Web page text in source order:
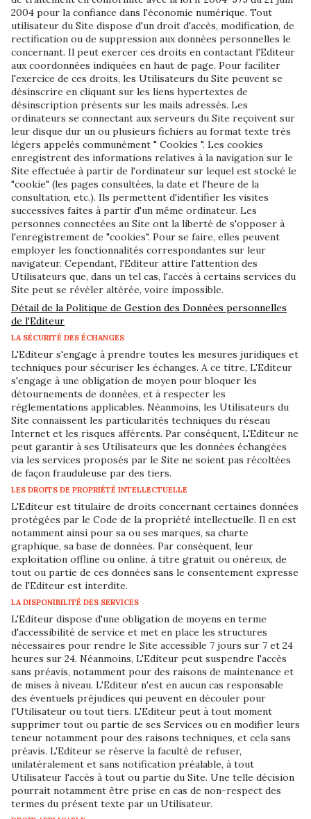
2004 pour la confiance dans l'économie numérique. Tout
utilisateur du Site dispose d'un droit d'accès, modification, de
rectification ou de suppression aux données personnelles le
concernant. Il peut exercer ces droits en contactant l'Editeur
aux coordonnées indiquées en haut de page. Pour faciliter
l'exercice de ces droits, les Utilisateurs du Site peuvent se
désinscrire en cliquant sur les liens hypertextes de
désinscription présents sur les mails adressés. Les
ordinateurs se connectant aux serveurs du Site reçoivent sur
leur disque dur un ou plusieurs fichiers au format texte très
légers appelés communément " Cookies ". Les cookies
enregistrent des informations relatives à la navigation sur le
Site effectuée à partir de l'ordinateur sur lequel est stocké le
"cookie" (les pages consultées, la date et l'heure de la
consultation, etc.). Ils permettent d'identifier les visites
successives faites à partir d'un même ordinateur. Les
personnes connectées au Site ont la liberté de s'opposer à
l'enregistrement de "cookies". Pour se faire, elles peuvent
employer les fonctionnalités correspondantes sur leur
navigateur. Cependant, l'Editeur attire l'attention des
Utilisateurs que, dans un tel cas, l'accès à certains services du
Site peut se révéler altérée, voire impossible.
Détail de la Politique de Gestion des Données personnelles
de l'Editeur
LA SÉCURITÉ DES ÉCHANGES
L'Editeur s'engage à prendre toutes les mesures juridiques et
techniques pour sécuriser les échanges. A ce titre, L'Editeur
s'engage à une obligation de moyen pour bloquer les
détournements de données, et à respecter les
réglementations applicables. Néanmoins, les Utilisateurs du
Site connaissent les particularités techniques du réseau
Internet et les risques afférents. Par conséquent, L'Editeur ne
peut garantir à ses Utilisateurs que les données échangées
via les services proposés par le Site ne soient pas récoltées
de façon frauduleuse par des tiers.
LES DROITS DE PROPRIÉTÉ INTELLECTUELLE
L'Editeur est titulaire de droits concernant certaines données
protégées par le Code de la propriété intellectuelle. Il en est
notamment ainsi pour sa ou ses marques, sa charte
graphique, sa base de données. Par conséquent, leur
exploitation offline ou online, à titre gratuit ou onéreux, de
tout ou partie de ces données sans le consentement expresse
de l'Editeur est interdite.
LA DISPONIBILITÉ DES SERVICES
L'Editeur dispose d'une obligation de moyens en terme
d'accessibilité de service et met en place les structures
nécessaires pour rendre le Site accessible 7 jours sur 7 et 24
heures sur 24. Néanmoins, L'Editeur peut suspendre l'accès
sans préavis, notamment pour des raisons de maintenance et
de mises à niveau. L'Editeur n'est en aucun cas responsable
des éventuels préjudices qui peuvent en découler pour
l'Utilisateur ou tout tiers. L'Editeur peut à tout moment
supprimer tout ou partie de ses Services ou en modifier leurs
teneur notamment pour des raisons techniques, et cela sans
préavis. L'Editeur se réserve la faculté de refuser,
unilatéralement et sans notification préalable, à tout
Utilisateur l'accès à tout ou partie du Site. Une telle décision
pourrait notamment être prise en cas de non-respect des
termes du présent texte par un Utilisateur.